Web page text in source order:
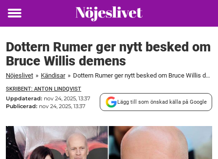
Toggle
Dottern Rumer ger nytt besked om
Bruce Willis demens
Nöjeslivet » Kändisar » Dottern Rumer ger nytt besked om Bruce Willis demens
SKRIBENT: ANTON LINDQVIST
Uppdaterad: nov 24, 2025, 13:37
Publicerad: nov 24, 2025, 13:37
Lägg till som önskad källa på Google